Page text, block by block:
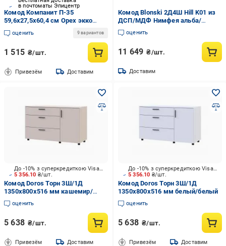
в почтоматы Эпицентр
Комод Компанит П-35
59,6х27,5х60,4 см Орех экко
(26883139)
оценить 9 вариантов
1 515 ₴/шт.
Привезём Доставим
Комод Blonski 2Д4Ш Hill K01 из
ДСП/МДФ Нимфея альба/
Белый снег глянец
оценить
11 649 ₴/шт.
Доставим
5 356.10 ₴/шт.
До -10% з суперкредиткою Visa Вигода
Комод Doros Торн 3Ш/1Д
1350x800x516 мм кашемир/
кашемир
оценить
5 638 ₴/шт.
Привезём Доставим
5 356.10 ₴/шт.
До -10% з суперкредиткою Visa Вигода
Комод Doros Торн 3Ш/1Д
1350x800x516 мм белый/белый
оценить
5 638 ₴/шт.
Привезём Доставим